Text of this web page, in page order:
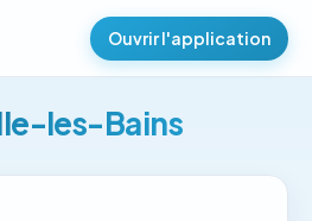
Ouvrir l'application
les-Bains